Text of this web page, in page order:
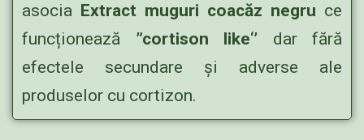
asocia Extract muguri coacăz negru ce
funcționează ”cortison like‘’ dar fără
efectele secundare și adverse ale
produselor cu cortizon.